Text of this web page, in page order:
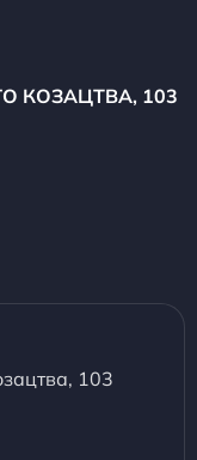
КОЗАЦТВА, 103
103